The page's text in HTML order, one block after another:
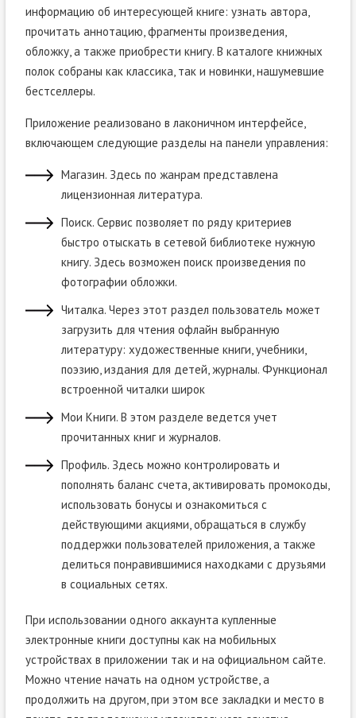
информацию об интересующей книге: узнать автора,
прочитать аннотацию, фрагменты произведения,
обложку, а также приобрести книгу. В каталоге книжных
полок собраны как классика, так и новинки, нашумевшие
бестселлеры.
Приложение реализовано в лаконичном интерфейсе,
включающем следующие разделы на панели управления:
Магазин. Здесь по жанрам представлена
лицензионная литература.
Поиск. Сервис позволяет по ряду критериев
быстро отыскать в сетевой библиотеке нужную
книгу. Здесь возможен поиск произведения по
фотографии обложки.
Читалка. Через этот раздел пользователь может
загрузить для чтения офлайн выбранную
литературу: художественные книги, учебники,
поэзию, издания для детей, журналы. Функционал
встроенной читалки широк
Мои Книги. В этом разделе ведется учет
прочитанных книг и журналов.
Профиль. Здесь можно контролировать и
пополнять баланс счета, активировать промокоды,
использовать бонусы и ознакомиться с
действующими акциями, обращаться в службу
поддержки пользователей приложения, а также
делиться понравившимися находками с друзьями
в социальных сетях.
При использовании одного аккаунта купленные
электронные книги доступны как на мобильных
устройствах в приложении так и на официальном сайте.
Можно чтение начать на одном устройстве, а
продолжить на другом, при этом все закладки и место в